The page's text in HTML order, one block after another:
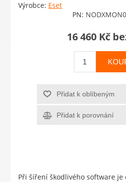
Výrobce: Eset
PN:
16 460 Kč
Přidat k oblíbeným
Přidat k porovnání
Při šíření škodlivého software